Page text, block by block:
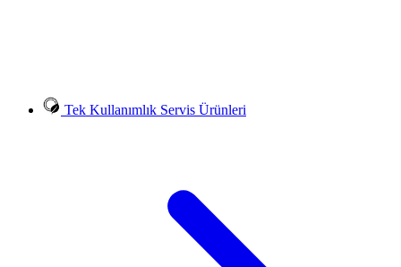
Tek Kullanımlık Servis Ürünleri